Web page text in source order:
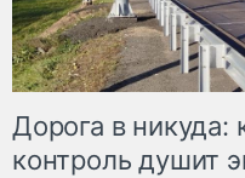
Дорога в никуда:
контроль душит